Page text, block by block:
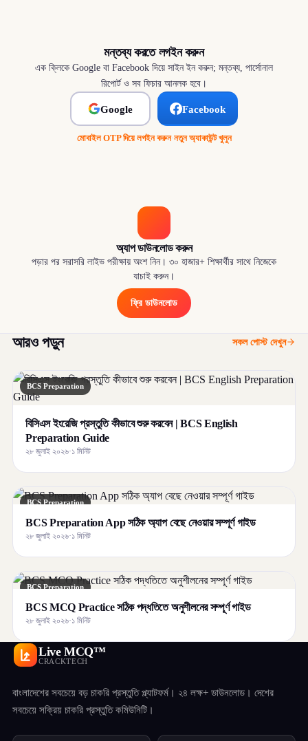
মন্তব্য করতে লগইন করুন
এক ক্লিকে Google বা Facebook দিয়ে সাইন ইন করুন; মন্তব্য, পার্সোনাল
রিপোর্ট ও সব ফিচার আনলক হবে।
Google Facebook
মোবাইল OTP দিয়ে লগইন করুন·নতুন অ্যাকাউন্ট খুলুন
অ্যাপ ডাউনলোড করুন
পড়ার পর সরাসরি লাইভ পরীক্ষায় অংশ নিন। ৩০ হাজার+ শিক্ষার্থীর সাথে নিজেকে
যাচাই করুন।
ফ্রি ডাউনলোড
আরও পড়ুন সকল পোস্ট দেখুন
BCS Preparation
বিসিএস ইংরেজি প্রস্তুতি কীভাবে শুরু করবেন | BCS English
Preparation Guide
২৮ জুলাই ২০২৬·১ মিনিট
BCS Preparation
BCS Preparation App সঠিক অ্যাপ বেছে নেওয়ার সম্পূর্ণ গাইড
২৮ জুলাই ২০২৬·১ মিনিট
BCS Preparation
BCS MCQ Practice সঠিক পদ্ধতিতে অনুশীলনের সম্পূর্ণ গাইড
২৮ জুলাই ২০২৬·১ মিনিট
Live MCQ™
CRACKTECH
বাংলাদেশের সবচেয়ে বড় চাকরি প্রস্তুতি প্ল্যাটফর্ম। ২৪ লক্ষ+ ডাউনলোড। দেশের
সবচেয়ে সক্রিয় চাকরি প্রস্তুতি কমিউনিটি।